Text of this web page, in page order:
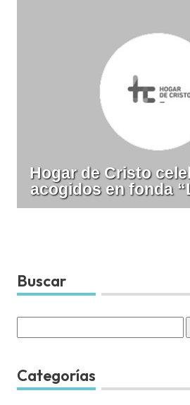
Hogar de Cristo
acogidos en fonda
Buscar
for:
Categorías